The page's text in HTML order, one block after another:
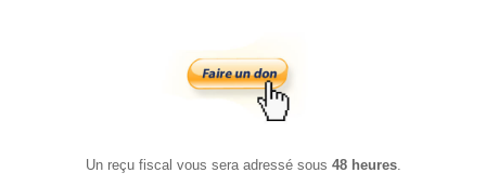
Un reçu fiscal vous sera adressé sous 48 heures.